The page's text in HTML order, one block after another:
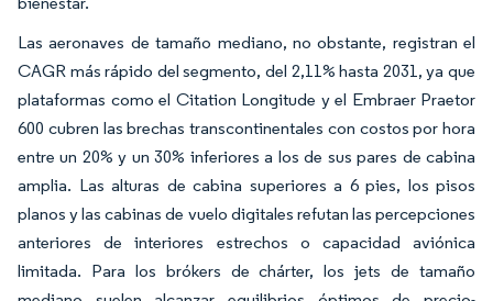
Las aeronaves de tamaño mediano, no obstante, registran el
CAGR más rápido del segmento, del 2,11% hasta 2031, ya que
plataformas como el Citation Longitude y el Embraer Praetor
600 cubren las brechas transcontinentales con costos por hora
entre un 20% y un 30% inferiores a los de sus pares de cabina
amplia. Las alturas de cabina superiores a 6 pies, los pisos
planos y las cabinas de vuelo digitales refutan las percepciones
anteriores de interiores estrechos o capacidad aviónica
limitada. Para los brókers de chárter, los jets de tamaño